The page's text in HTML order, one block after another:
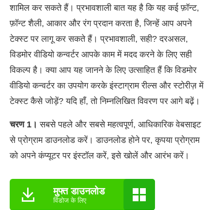
शामिल कर सकते हैं। प्रभावशाली बात यह है कि यह कई फ़ॉन्ट,
फ़ॉन्ट शैली, आकार और रंग प्रदान करता है, जिन्हें आप अपने
टेक्स्ट पर लागू कर सकते हैं। प्रभावशाली, सही? दरअसल,
विडमोर वीडियो कन्वर्टर आपके काम में मदद करने के लिए सही
विकल्प है। क्या आप यह जानने के लिए उत्साहित हैं कि विडमोर
वीडियो कन्वर्टर का उपयोग करके इंस्टाग्राम रील्स और स्टोरीज़ में
टेक्स्ट कैसे जोड़ें? यदि हाँ, तो निम्नलिखित विवरण पर आगे बढ़ें।
चरण 1। सबसे पहले और सबसे महत्वपूर्ण, आधिकारिक वेबसाइट
से प्रोग्राम डाउनलोड करें। डाउनलोड होने पर, कृपया प्रोग्राम
को अपने कंप्यूटर पर इंस्टॉल करें, इसे खोलें और आरंभ करें।
मुफ्त डाउनलोड
विंडोज के लिए